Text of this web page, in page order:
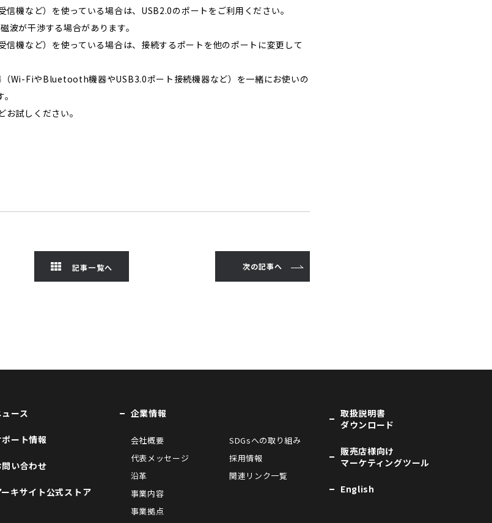
機など）を使っている場合は、USB2.0のポートをご利用ください。
波が干渉する場合があります。
機など）を使っている場合は、接続するポートを他のポートに変更して
Wi-FiやBluetooth機器やUSB3.0ポート接続機器など）を一緒にお使いの
試しください。
記事一覧へ 次の記事へ
ュース
ポート情報
問い合わせ
ーキサイト公式ストア
企業情報
会社概要
代表メッセージ
沿革
事業内容
事業拠点
SDGsへの取り組み
採用情報
関連リンク一覧
取扱説明書
ダウンロード
販売店様向け
マーケティングツール
English